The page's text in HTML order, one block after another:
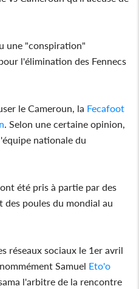
une "conspiration"
l'élimination des Fennecs
le Cameroun, la Fecafoot
. Selon une certaine opinion,
nationale du
ont été pris à partie par des
des poules du mondial au
réseaux sociaux le 1er avril
Samuel Eto'o
l'arbitre de la rencontre